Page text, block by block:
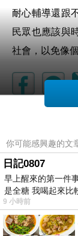
耐心輔導還跟
民眾也應該與
社會，以免像
下一篇：逃過一
你可能感興趣的文
日記0807
早上醒來的第一件
是全糖 我喝起來比
9 小時前